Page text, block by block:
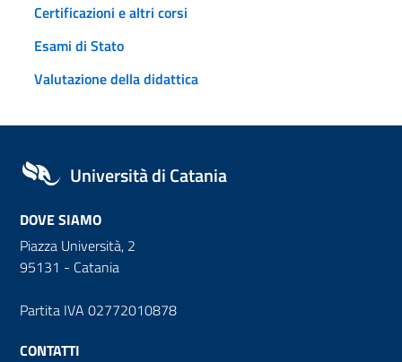
Certificazioni e altri corsi
Esami di Stato
Valutazione della didattica
Università di Catania
DOVE SIAMO
Piazza Università, 2
95131 - Catania
Partita IVA 02772010878
CONTATTI